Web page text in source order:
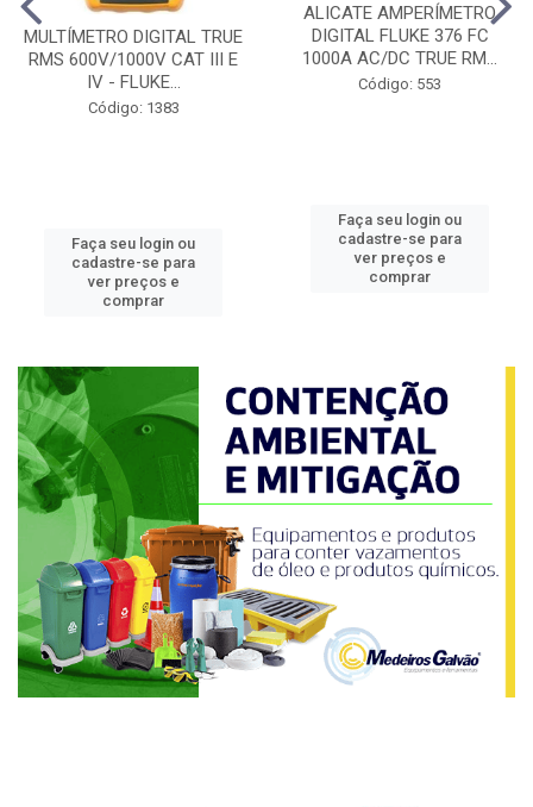
MULTÍMETRO DIGITAL TRUE
RMS 600V/1000V CAT III E
IV - FLUKE...
Código: 1383
Faça seu login ou
cadastre-se para
ver preços e
comprar
ALICATE AMPERÍMETRO
DIGITAL FLUKE 376 FC
1000A AC/DC TRUE RM...
Código: 553
Faça seu login ou
cadastre-se para
ver preços e
comprar